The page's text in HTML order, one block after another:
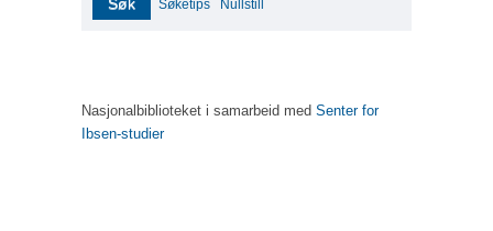
Søketips Nullstill
Nasjonalbiblioteket i samarbeid med Senter for
Ibsen-studier